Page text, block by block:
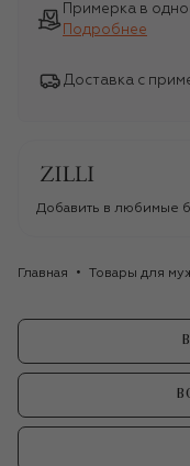
Примерка в
Подробнее
Доставка с
Добавить в любимые
Главная Товары для